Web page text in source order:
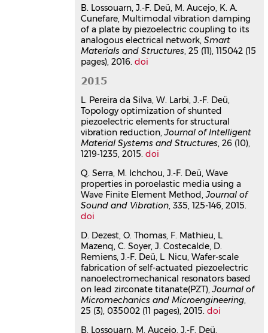
Article dans une revue hal-
02952712v1
Nonlinear equilibrium of
partially liquid-filled tanks: A
finite element/level-set method
forces
Christophe Hoareau, Jean-François
Deü
International Journal of Non-Linear
Mechanics, 2019, 113, pp.112-127.
⟨10.1016/j.ijnonlinmec.2019.03.014⟩
Article dans une revue
03121731v1
On a space-time regularization
for force reconstruction
problems
François Deü
Mechanical Systems and Signal
Processing, 2019, 118, pp.549-567.
⟨10.1016/j.ymssp.2018.09.002⟩
Article dans une revue hal-
02068528v1
Comments on the paper "On
B. Lossouarn, J.-F. Deü, M. Aucejo, K. A.
Cunefare, Multimodal vibration damping
of a plate by piezoelectric coupling to its
analogous electrical network,Smart
Materials and Structures, 25 (11), 115042 (15
pages), 2016.doi
2015
L. Pereira da Silva, W. Larbi, J.-F. Deü,
Topology optimization of shunted
piezoelectric elements for structural
vibration reduction,Journal of Intelligent
Material Systems and Structures, 26 (10),
1219-1235, 2015.doi
Q. Serra, M. Ichchou, J.-F. Deü, Wave
properties in poroelastic media using a
Wave Finite Element Method,Journal of
Sound and Vibration, 335, 125-146, 2015.
doi
D. Dezest, O. Thomas, F. Mathieu, L.
Mazenq, C. Soyer, J. Costecalde, D.
Remiens, J.-F. Deü, L. Nicu, Wafer-scale
fabrication of self-actuated piezoelectric
nanoelectromechanical resonators based
on lead zirconate titanate(PZT),Journal of
Micromechanics and Microengineering,
25 (3), 035002 (11 pages), 2015.doi
B. Lossouarn, M. Aucejo, J.-F. Deü,